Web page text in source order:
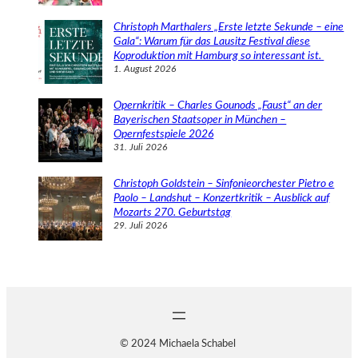
Christoph Marthalers „Erste letzte Sekunde – eine
Gala“: Warum für das Lausitz Festival diese
Koproduktion mit Hamburg so interessant ist.
1. August 2026
Opernkritik – Charles Gounods „Faust“ an der
Bayerischen Staatsoper in München –
Opernfestspiele 2026
31. Juli 2026
Christoph Goldstein – Sinfonieorchester Pietro e
Paolo – Landshut – Konzertkritik – Ausblick auf
Mozarts 270. Geburtstag
29. Juli 2026
© 2024 Michaela Schabel